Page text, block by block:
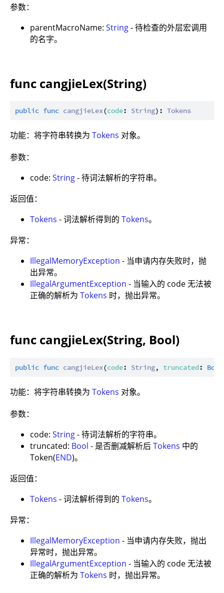
参数：
parentMacroName: String- 待检查的外层宏调用
的名字。
func cangjieLex(String)
public func cangjieLex(code: String): Tokens
功能：将字符串转换为 Tokens 对象。
参数：
code: String- 待词法解析的字符串。
返回值：
Tokens - 词法解析得到的 Tokens。
异常：
IllegalMemoryException - 当申请内存失败时，抛
出异常。
IllegalArgumentException - 当输入的 code 无法被
正确的解析为 Tokens 时，抛出异常。
func cangjieLex(String, Bool)
public func cangjieLex(code: String, truncated: Bool
功能：将字符串转换为 Tokens 对象。
参数：
code: String- 待词法解析的字符串。
truncated: Bool - 是否删减解析后Tokens 中的
Token(END)。
返回值：
Tokens - 词法解析得到的 Tokens。
异常：
IllegalMemoryException - 当申请内存失败，抛出
异常时，抛出异常。
IllegalArgumentException - 当输入的 code 无法被
正确的解析为 Tokens 时，抛出异常。